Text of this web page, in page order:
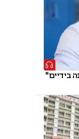
בידיים"